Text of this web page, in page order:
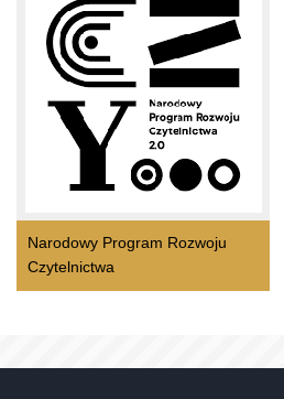
Narodowy Program Rozwoju
Czytelnictwa